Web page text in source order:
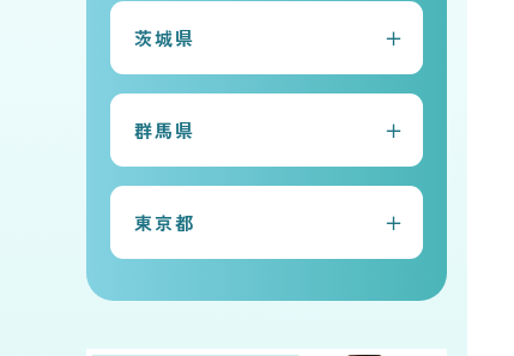
茨城県
常総本校
水戸キャンパス
群馬県
太田キャンパス
前橋キャンパス
東京都